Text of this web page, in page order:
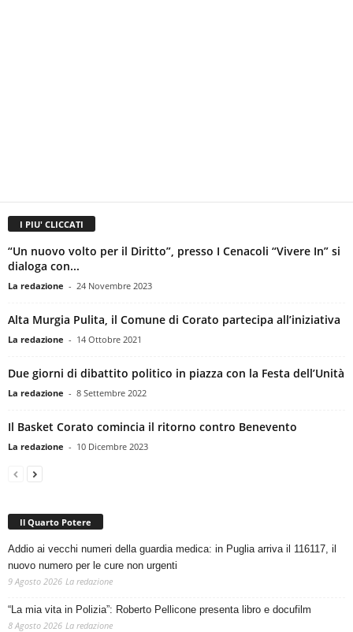
I PIU' CLICCATI
“Un nuovo volto per il Diritto”, presso I Cenacoli “Vivere In” si
dialoga con...
La redazione - 24 Novembre 2023
Alta Murgia Pulita, il Comune di Corato partecipa all’iniziativa
La redazione - 14 Ottobre 2021
Due giorni di dibattito politico in piazza con la Festa dell’Unità
La redazione - 8 Settembre 2022
Il Basket Corato comincia il ritorno contro Benevento
La redazione - 10 Dicembre 2023
Il Quarto Potere
Addio ai vecchi numeri della guardia medica: in Puglia arriva il 116117, il
nuovo numero per le cure non urgenti
9 Agosto 2026 La redazione
“La mia vita in Polizia”: Roberto Pellicone presenta libro e docufilm
8 Agosto 2026 La redazione